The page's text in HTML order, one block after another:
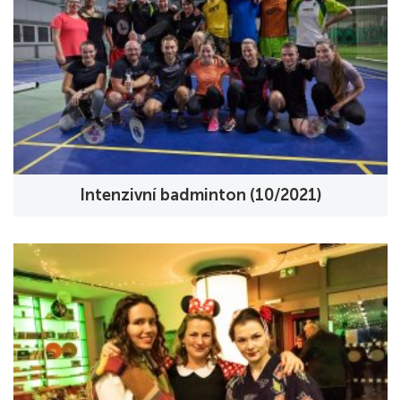
Intenzivní badminton (10/2021)